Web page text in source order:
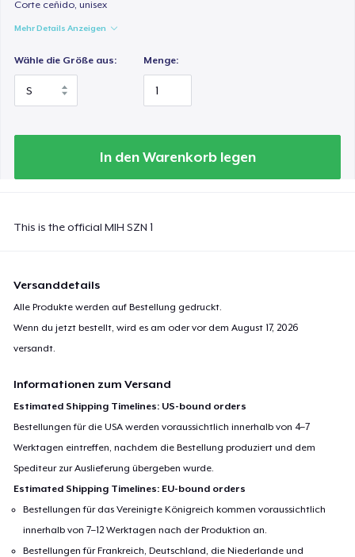
Corte ceñido, unisex
Mehr Details Anzeigen
Wähle die Größe aus: Menge:
In den Warenkorb legen
This is the official MIH SZN 1
Versanddetails
Alle Produkte werden auf Bestellung gedruckt.
Wenn du jetzt bestellt, wird es am oder vor demAugust 17, 2026
versandt.
Informationen zum Versand
Estimated Shipping Timelines: US-bound orders
Bestellungen für die USA werden voraussichtlich innerhalb von 4–7
Werktagen eintreffen, nachdem die Bestellung produziert und dem
Spediteur zur Auslieferung übergeben wurde.
Estimated Shipping Timelines: EU-bound orders
Bestellungen für das Vereinigte Königreich kommen voraussichtlich
innerhalb von 7–12 Werktagen nach der Produktion an.
Bestellungen für Frankreich, Deutschland, die Niederlande und